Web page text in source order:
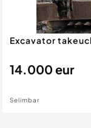
Excavator
14.000 eur
Selimbar